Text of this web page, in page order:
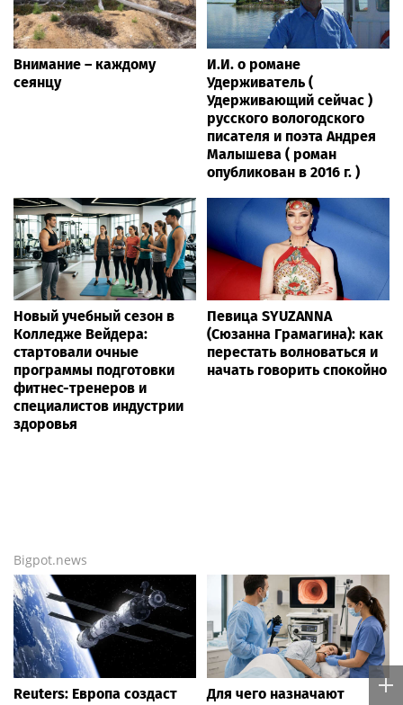
Внимание – каждому
сеянцу
И.И. о романе
Удерживатель (
Удерживающий сейчас )
русского вологодского
писателя и поэта Андрея
Малышева ( роман
опубликован в 2016 г. )
Новый учебный сезон в
Колледже Вейдера:
стартовали очные
программы подготовки
фитнес-тренеров и
специалистов индустрии
здоровья
Певица SYUZANNA
(Сюзанна Грамагина): как
перестать волноваться и
начать говорить спокойно
Bigpot.news
Reuters: Европа создаст
Для чего назначают